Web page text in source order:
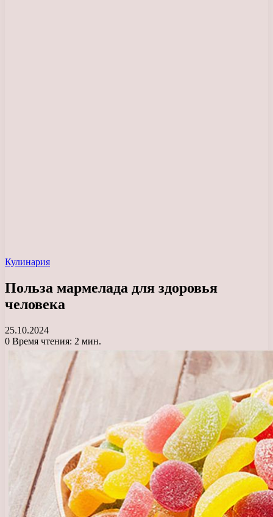
Кулинария
Польза мармелада для здоровья
человека
25.10.2024
0 Время чтения: 2 мин.